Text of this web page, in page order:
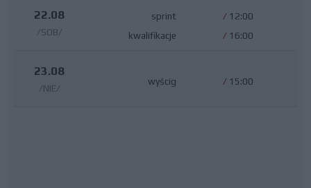
22.08
/SOB/
sprint
kwalifikacje
/ 12:00
/ 16:00
23.08
/NIE/
wyścig / 15:00